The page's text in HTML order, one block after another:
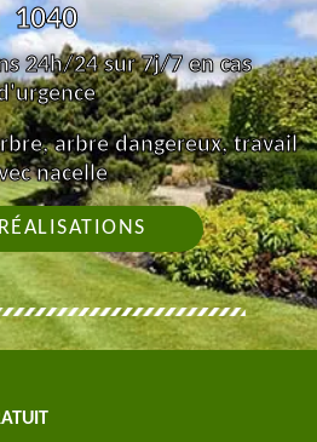
1040
24h/24 sur 7j/7 en cas
arbre dangereux, travail
nacelle